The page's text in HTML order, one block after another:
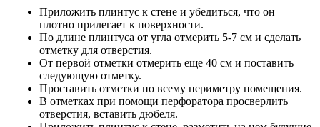
Приложить плинтус к стене и убедиться, что он
плотно прилегает к поверхности.
По длине плинтуса от угла отмерить 5-7 см и сделать
отметку для отверстия.
От первой отметки отмерить еще 40 см и поставить
следующую отметку.
Проставить отметки по всему периметру помещения.
В отметках при помощи перфоратора просверлить
отверстия, вставить дюбеля.